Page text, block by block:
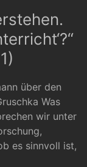
über den
Was
wir unter
es sinnvoll ist,